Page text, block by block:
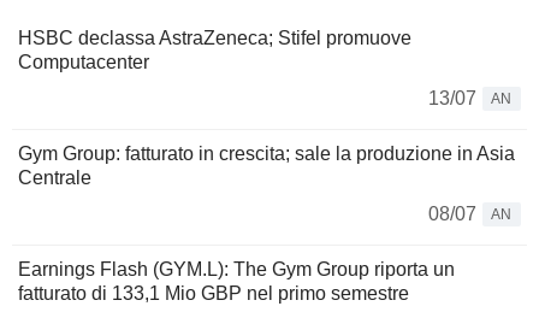
HSBC declassa AstraZeneca; Stifel promuove
Computacenter
13/07
AN
Gym Group: fatturato in crescita; sale la produzione in Asia
Centrale
08/07
AN
Earnings Flash (GYM.L): The Gym Group riporta un
fatturato di 133,1 Mio GBP nel primo semestre